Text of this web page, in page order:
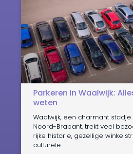
Parkeren in Waalwijk:
weten
Waalwijk, een charmant
Noord-Brabant, trekt veel
rijke historie, gezellige
culturele